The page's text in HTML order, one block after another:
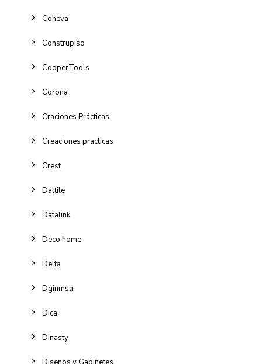
Coheva
Construpiso
CooperTools
Corona
Craciones Prácticas
Creaciones practicas
Crest
Daltile
Datalink
Deco home
Delta
Dginmsa
Dica
Dinasty